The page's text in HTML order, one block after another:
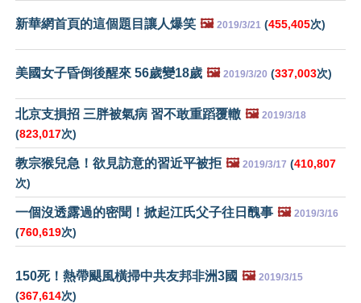
新華網首頁的這個題目讓人爆笑 🖼️ 2019/3/21 (455,405次)
美國女子昏倒後醒來 56歲變18歲 🖼️ 2019/3/20 (337,003次)
北京支損招 三胖被氣病 習不敢重蹈覆轍 🖼️ 2019/3/18
(823,017次)
教宗猴兒急！欲見訪意的習近平被拒 🖼️ 2019/3/17 (410,807
次)
一個沒透露過的密聞！掀起江氏父子往日醜事 🖼️ 2019/3/16
(760,619次)
150死！熱帶颶風橫掃中共友邦非洲3國 🖼️ 2019/3/15
(367,614次)